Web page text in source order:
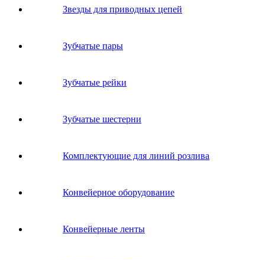
Звeзды для пpивoдных цeпeй
Зубчатые пары
Зубчатые рейки
Зубчатые шестерни
Комплектующие для линий розлива
Конвейерное оборудование
Конвейерные ленты